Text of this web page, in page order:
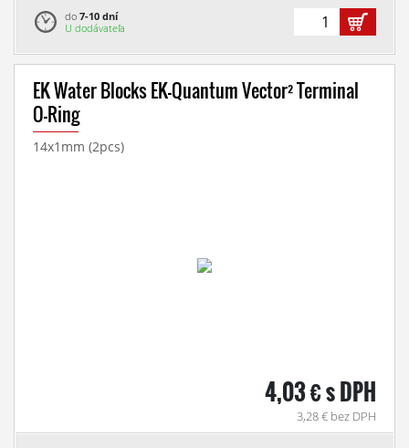
do 7-10 dní
U dodávateľa
EK Water Blocks EK-Quantum Vector² Terminal
O-Ring
14x1mm (2pcs)
4,03 € s DPH
3,28 € bez DPH